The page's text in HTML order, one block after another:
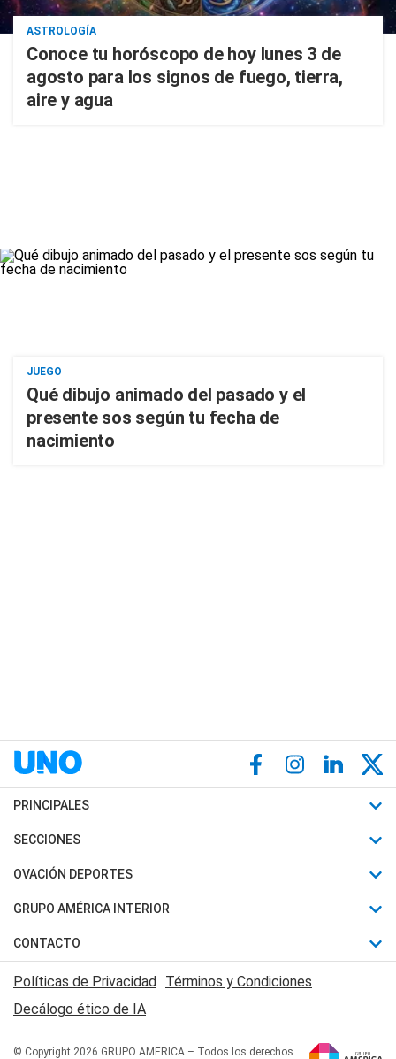
ASTROLOGÍA
Conoce tu horóscopo de hoy lunes 3 de
agosto para los signos de fuego, tierra,
aire y agua
JUEGO
Qué dibujo animado del pasado y el
presente sos según tu fecha de
nacimiento
PRINCIPALES
Últimas Noticias
Política
Judiciales
Economia
SECCIONES
Horóscopo
Motores
Trucos caseros
Series y Películas
Edictos y Solicitadas
OVACIÓN DEPORTES
Fútbol
Mundial
Automovilismo
Rugby
Básquet
GRUPO AMÉRICA INTERIOR
Canal 7 en Vivo
San Juan 8
CONTACTO
Acerca de Nosotros
Contactanos
Políticas de Privacidad Términos y Condiciones
Decálogo ético de IA
© Copyright 2026 GRUPO AMERICA – Todos los derechos